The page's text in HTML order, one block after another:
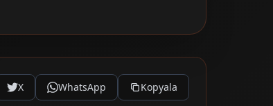
X WhatsApp Kopyala